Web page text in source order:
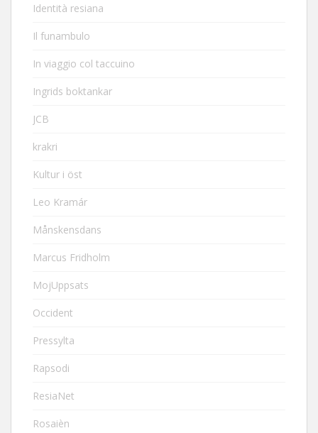
Identità resiana
Il funambulo
In viaggio col taccuino
Ingrids boktankar
JCB
krakri
Kultur i öst
Leo Kramár
Månskensdans
Marcus Fridholm
MojUppsats
Occident
Pressylta
Rapsodi
ResiaNet
Rosaièn